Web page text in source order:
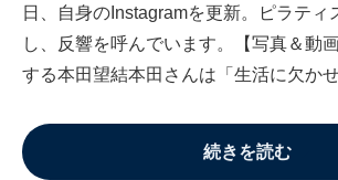
日、自身のInstagramを更新。ピラティ
し、反響を呼んでいます。【写真＆動
する本田望結本田さんは「生活に欠か
続きを読む